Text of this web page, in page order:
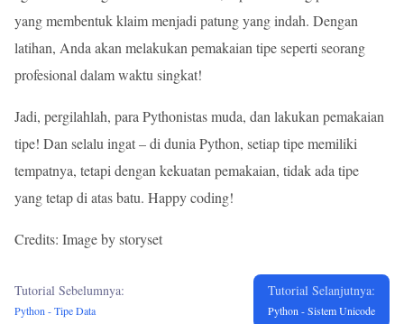
yang membentuk klaim menjadi patung yang indah. Dengan
latihan, Anda akan melakukan pemakaian tipe seperti seorang
profesional dalam waktu singkat!
Jadi, pergilahlah, para Pythonistas muda, dan lakukan pemakaian
tipe! Dan selalu ingat – di dunia Python, setiap tipe memiliki
tempatnya, tetapi dengan kekuatan pemakaian, tidak ada tipe
yang tetap di atas batu. Happy coding!
Credits: Image by storyset
Tutorial Sebelumnya:
Python - Tipe Data
Tutorial Selanjutnya:
Python - Sistem Unicode